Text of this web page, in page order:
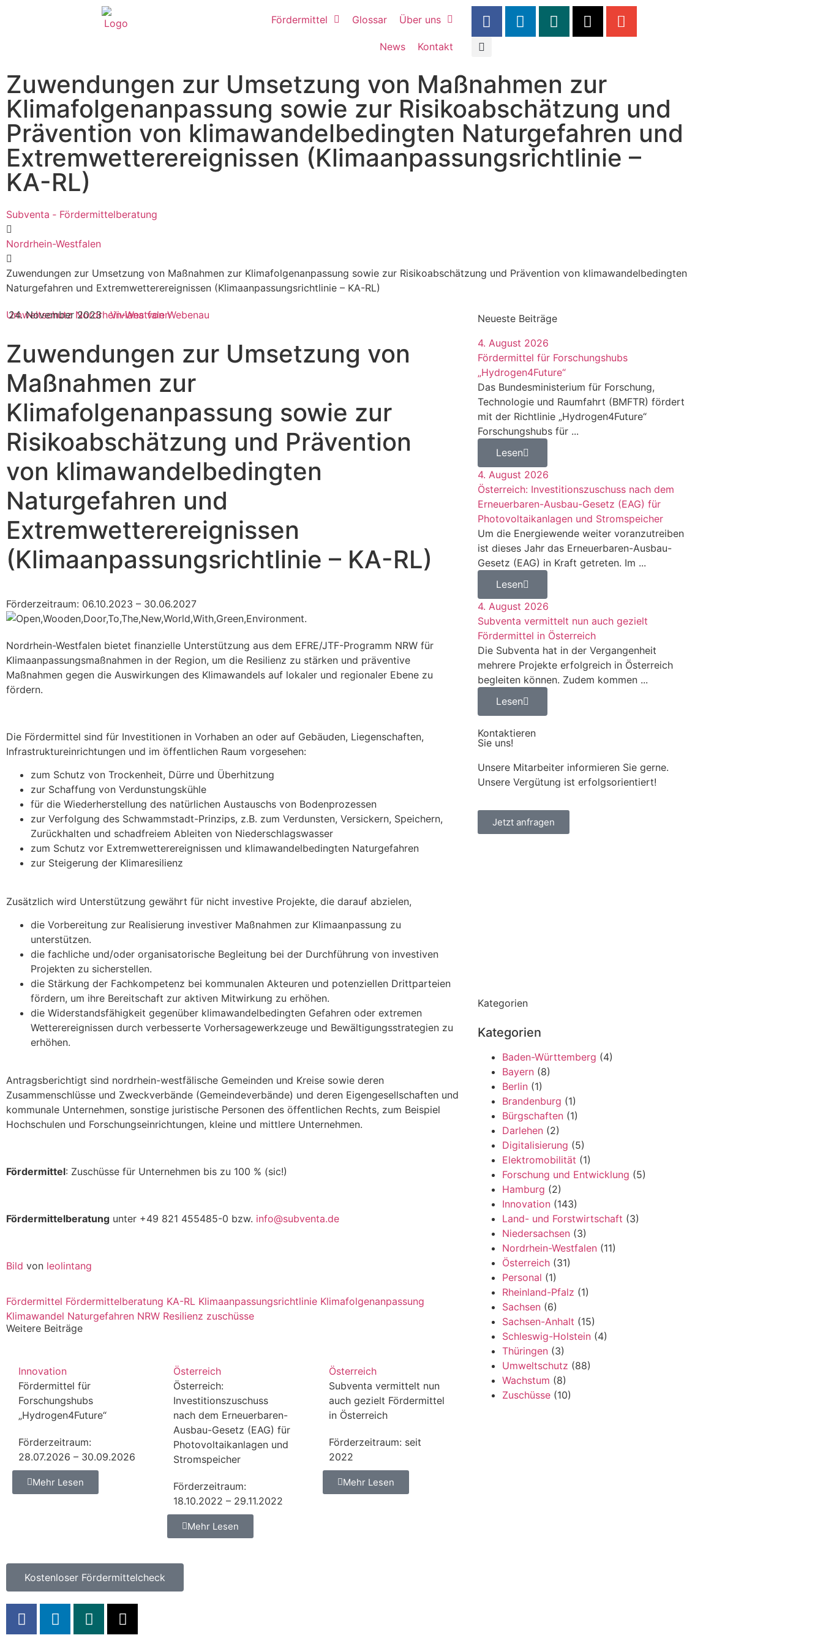
Fördermittel Glossar Über uns
News Kontakt
Zuwendungen zur Umsetzung von Maßnahmen zur
Klimafolgenanpassung sowie zur Risikoabschätzung und
Prävention von klimawandelbedingten Naturgefahren und
Extremwetterereignissen (Klimaanpassungsrichtlinie –
KA-RL)
Subventa ‐ Fördermittelberatung
Nordrhein-Westfalen
Zuwendungen zur Umsetzung von Maßnahmen zur Klimafolgenanpassung sowie zur Risikoabschätzung und Prävention von klimawandelbedingten
Naturgefahren und Extremwetterereignissen (Klimaanpassungsrichtlinie – KA-RL)
Umweltschutz Nordrhein-Westfalen
24. November 2023 Viviana von Webenau
Zuwendungen zur Umsetzung von
Maßnahmen zur
Klimafolgenanpassung sowie zur
Risikoabschätzung und Prävention
von klimawandelbedingten
Naturgefahren und
Extremwetterereignissen
(Klimaanpassungsrichtlinie – KA-RL)
Förderzeitraum: 06.10.2023 – 30.06.2027
Nordrhein-Westfalen bietet finanzielle Unterstützung aus dem EFRE/JTF-Programm NRW für
Klimaanpassungsmaßnahmen in der Region, um die Resilienz zu stärken und präventive
Maßnahmen gegen die Auswirkungen des Klimawandels auf lokaler und regionaler Ebene zu
fördern.
Die Fördermittel sind für Investitionen in Vorhaben an oder auf Gebäuden, Liegenschaften,
Infrastruktureinrichtungen und im öffentlichen Raum vorgesehen:
zum Schutz von Trockenheit, Dürre und Überhitzung
zur Schaffung von Verdunstungskühle
für die Wiederherstellung des natürlichen Austauschs von Bodenprozessen
zur Verfolgung des Schwammstadt-Prinzips, z.B. zum Verdunsten, Versickern, Speichern,
Zurückhalten und schadfreiem Ableiten von Niederschlagswasser
zum Schutz vor Extremwetterereignissen und klimawandelbedingten Naturgefahren
zur Steigerung der Klimaresilienz
Zusätzlich wird Unterstützung gewährt für nicht investive Projekte, die darauf abzielen,
die Vorbereitung zur Realisierung investiver Maßnahmen zur Klimaanpassung zu
unterstützen.
die fachliche und/oder organisatorische Begleitung bei der Durchführung von investiven
Projekten zu sicherstellen.
die Stärkung der Fachkompetenz bei kommunalen Akteuren und potenziellen Drittparteien
fördern, um ihre Bereitschaft zur aktiven Mitwirkung zu erhöhen.
die Widerstandsfähigkeit gegenüber klimawandelbedingten Gefahren oder extremen
Wetterereignissen durch verbesserte Vorhersagewerkzeuge und Bewältigungsstrategien zu
erhöhen.
Antragsberichtigt sind nordrhein-westfälische Gemeinden und Kreise sowie deren
Zusammenschlüsse und Zweckverbände (Gemeindeverbände) und deren Eigengesellschaften und
kommunale Unternehmen, sonstige juristische Personen des öffentlichen Rechts, zum Beispiel
Hochschulen und Forschungseinrichtungen, kleine und mittlere Unternehmen.
Fördermittel: Zuschüsse für Unternehmen bis zu 100 % (sic!)
Fördermittelberatung unter +49 821 455485-0 bzw. info@subventa.de
Bild von leolintang
Fördermittel Fördermittelberatung KA-RL Klimaanpassungsrichtlinie Klimafolgenanpassung
Klimawandel Naturgefahren NRW Resilienz zuschüsse
Weitere Beiträge
Innovation
Fördermittel für
Forschungshubs
„Hydrogen4Future“
Förderzeitraum:
28.07.2026 – 30.09.2026
Mehr Lesen
Österreich
Österreich:
Investitionszuschuss
nach dem Erneuerbaren-
Ausbau-Gesetz (EAG) für
Photovoltaikanlagen und
Stromspeicher
Förderzeitraum:
18.10.2022 – 29.11.2022
Mehr Lesen
Österreich
Subventa vermittelt nun
auch gezielt Fördermittel
in Österreich
Förderzeitraum: seit
2022
Mehr Lesen
Neueste Beiträge
4. August 2026
Fördermittel für Forschungshubs
„Hydrogen4Future“
Das Bundesministerium für Forschung,
Technologie und Raumfahrt (BMFTR) fördert
mit der Richtlinie „Hydrogen4Future“
Forschungshubs für ...
Lesen
4. August 2026
Österreich: Investitionszuschuss nach dem
Erneuerbaren-Ausbau-Gesetz (EAG) für
Photovoltaikanlagen und Stromspeicher
Um die Energiewende weiter voranzutreiben
ist dieses Jahr das Erneuerbaren-Ausbau-
Gesetz (EAG) in Kraft getreten. Im ...
Lesen
4. August 2026
Subventa vermittelt nun auch gezielt
Fördermittel in Österreich
Die Subventa hat in der Vergangenheit
mehrere Projekte erfolgreich in Österreich
begleiten können. Zudem kommen ...
Lesen
Kontaktieren
Sie uns!
Unsere Mitarbeiter informieren Sie gerne.
Unsere Vergütung ist erfolgsorientiert!
Jetzt anfragen
Kategorien
Kategorien
Baden-Württemberg (4)
Bayern(8)
Berlin(1)
Brandenburg (1)
Bürgschaften(1)
Darlehen(2)
Digitalisierung (5)
Elektromobilität (1)
Forschung und Entwicklung (5)
Hamburg (2)
Innovation(143)
Land- und Forstwirtschaft (3)
Niedersachsen(3)
Nordrhein-Westfalen(11)
Österreich(31)
Personal (1)
Rheinland-Pfalz (1)
Sachsen(6)
Sachsen-Anhalt (15)
Schleswig-Holstein(4)
Thüringen(3)
Umweltschutz (88)
Wachstum (8)
Zuschüsse(10)
Kostenloser Fördermittelcheck